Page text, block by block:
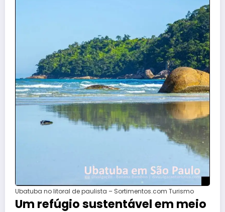
Ubatuba no litoral de paulista – Sortimentos.com Turismo
Um refúgio sustentável em meio